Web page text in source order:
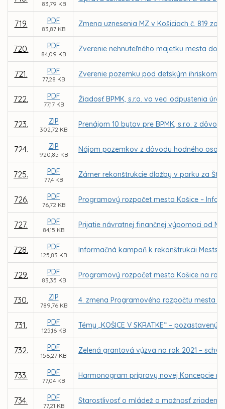
83,79 KB
719. PDF
83,87 KB
Zmena uznesenia MZ v Košiciach č. 819 zo
720. PDF
84,09 KB
Zverenie nehnuteľného majetku mesta do
721. PDF
77,28 KB
Zverenie pozemku pod detským ihriskom
722. PDF
77,17 KB
Žiadosť BPMK, s.r.o. vo veci odpustenia
723. ZIP
302,72 KB
Prenájom 10 bytov pre BPMK, s.r.o. z
724. ZIP
920,85 KB
Nájom pozemkov z dôvodu hodného
725. PDF
77,4 KB
Zámer rekonštrukcie dlažby v parku za
726. PDF
76,72 KB
Programový rozpočet mesta Košice –
727. PDF
84,15 KB
Prijatie návratnej finančnej výpomoci od
728. PDF
125,83 KB
Informačná kampaň k rekonštrukcii
729. PDF
83,35 KB
Programový rozpočet mesta Košice na rok
730. ZIP
789,76 KB
4. zmena Programového rozpočtu mesta
731. PDF
125,16 KB
Témy „KOŠICE V SKRATKE“ – pozastavený
732. PDF
156,27 KB
Zelená grantová výzva na rok 2021 –
733. PDF
77,04 KB
Harmonogram prípravy novej Koncepcie
734. PDF
77,21 KB
Starostlivosť o mládež a možnosť